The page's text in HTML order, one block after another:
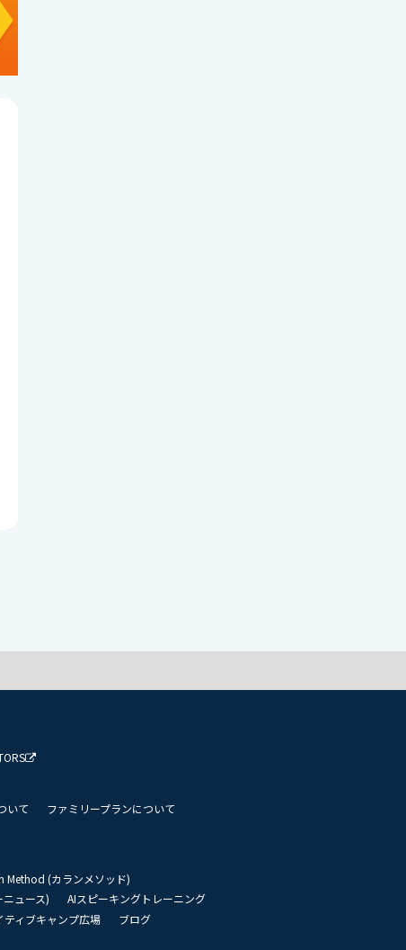
いて
ファミリープランについて
Method (カランメソッド)
ュース)
AIスピーキングトレーニング
ティブキャンプ広場
ブログ